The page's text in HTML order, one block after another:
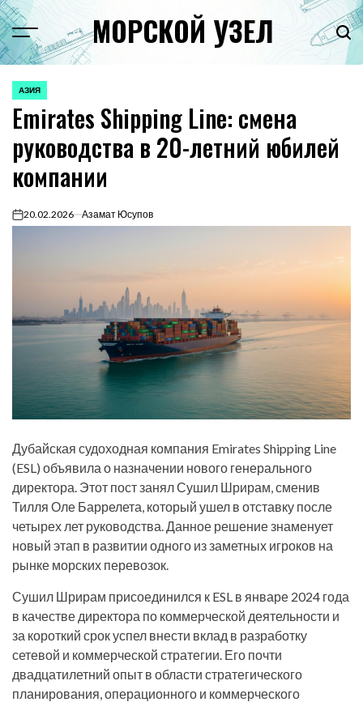
Перейти
к
содержимому
Menu МОРСКОЙ УЗЕЛ
ОПУБЛИКОВАНО
В
АЗИЯ
Emirates Shipping Line: смена
руководства в 20-летний юбилей
компании
on20.02.2026 Азамат Юсупов
Дубайская судоходная компания Emirates Shipping Line
(ESL) объявила о назначении нового генерального
директора. Этот пост занял Сушил Шрирам, сменив
Тилля Оле Баррелета, который ушел в отставку после
четырех лет руководства. Данное решение знаменует
новый этап в развитии одного из заметных игроков на
рынке морских перевозок.
Сушил Шрирам присоединился к ESL в январе 2024 года
в качестве директора по коммерческой деятельности и
за короткий срок успел внести вклад в разработку
сетевой и коммерческой стратегии. Его почти
двадцатилетний опыт в области стратегического
планирования, операционного и коммерческого